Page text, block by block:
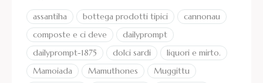
assantiha bottega prodotti tipici
cannonau
composte e ci deve
dailyprompt
dailyprompt-1875
dolci sardi
liquori e mirto.
Mamoiada
Mamuthones
Muggittu